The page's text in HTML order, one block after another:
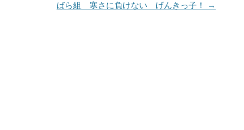
ばら組 寒さに負けない げんきっ子！ →